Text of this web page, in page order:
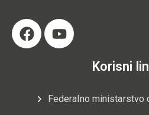
Korisni
Federalno ministarstvo